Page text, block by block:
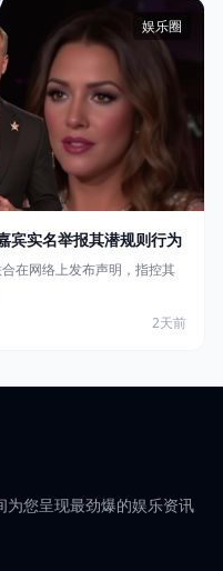
娱乐圈
宾实名举报其潜规则行为
在网络上发布声明，指控其
2天前
为您呈现最劲爆的娱乐资讯